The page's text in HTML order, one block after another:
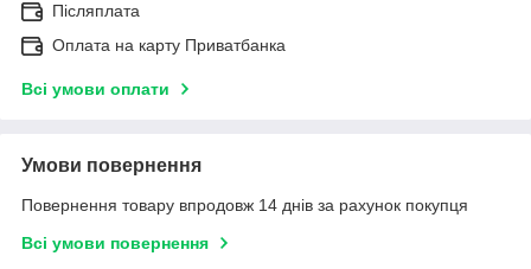
Післяплата
Оплата на карту Приватбанка
Всі умови оплати
Умови повернення
Повернення товару впродовж 14 днів за рахунок покупця
Всі умови повернення